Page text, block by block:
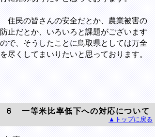
住民の皆さんの安全だとか、農業被害の
防止だとか、いろいろと課題がございます
ので、そうしたことに鳥取県としては万全
を尽くしてまいりたいと思っております。
６ 一等米比率低下への対応について
▲トップに戻る